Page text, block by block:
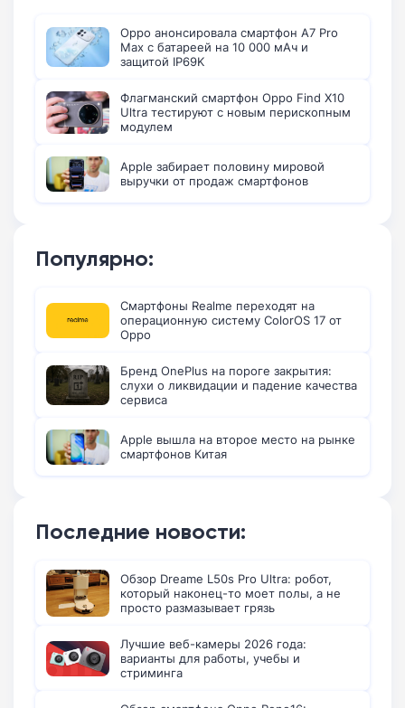
Oppo анонсировала смартфон A7 Pro
Max с батареей на 10 000 мАч и
защитой IP69K
Флагманский смартфон Oppo Find X10
Ultra тестируют с новым перископным
модулем
Apple забирает половину мировой
выручки от продаж смартфонов
Популярно:
Смартфоны Realme переходят на
операционную систему ColorOS 17 от
Oppo
Бренд OnePlus на пороге закрытия:
слухи о ликвидации и падение качества
сервиса
Apple вышла на второе место на рынке
смартфонов Китая
Последние новости:
Обзор Dreame L50s Pro Ultra: робот,
который наконец-то моет полы, а не
просто размазывает грязь
Лучшие веб-камеры 2026 года:
варианты для работы, учебы и
стриминга